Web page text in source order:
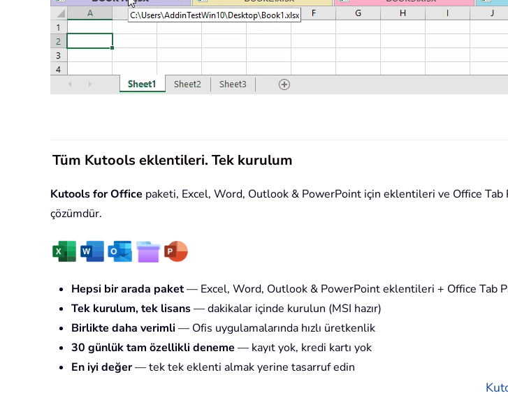
Tüm Kutools eklentileri. Tek kurulum
Kutools for Office paketi, Excel, Word, Outlook & PowerPoint için eklentileri ve Office
çözümdür.
Hepsi bir arada paket— Excel, Word, Outlook & PowerPoint eklentileri + Office Tab
Tek kurulum, tek lisans— dakikalar içinde kurulun (MSI hazır)
Birlikte daha verimli — Ofis uygulamalarında hızlı üretkenlik
30 günlük tam özellikli deneme — kayıt yok, kredi kartı yok
En iyi değer— tek tek eklenti almak yerine tasarruf edin